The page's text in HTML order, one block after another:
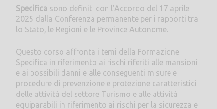
Specifica sono definiti con l'Accordo del 17 aprile
2025 dalla Conferenza permanente per i rapporti tra
lo Stato, le Regioni e le Province Autonome.
Questo corso affronta i temi della Formazione
Specifica in riferimento ai rischi riferiti alle mansioni
e ai possibili danni e alle conseguenti misure e
procedure di prevenzione e protezione caratteristici
delle attività del settore Turismo e alle attività
equiparabili in riferimento ai rischi per la sicurezza e